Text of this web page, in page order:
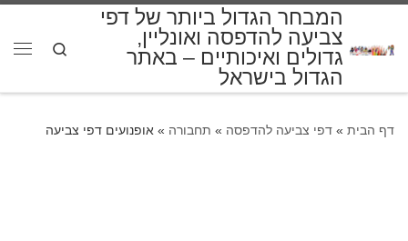
המבחר הגדול ביותר של דפי
צביעה להדפסה ואונליין,
גדולים ואיכותיים – באתר
הגדול בישראל
Search
דף הבית » דפי צביעה להדפסה » תחבורה » אופנועים דפי צביעה